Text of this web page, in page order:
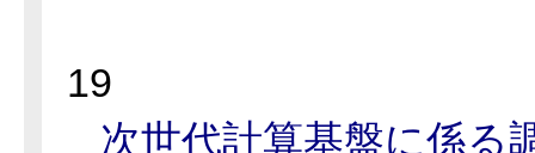
19
次世代計算基盤に係る